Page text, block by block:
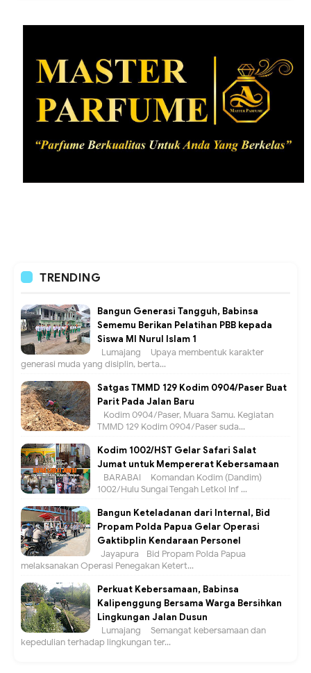
TRENDING
Bangun Generasi Tangguh, Babinsa
Sememu Berikan Pelatihan PBB kepada
Siswa MI Nurul Islam 1
Lumajang – Upaya membentuk karakter
generasi muda yang disiplin, berta...
Satgas TMMD 129 Kodim 0904/Paser Buat
Parit Pada Jalan Baru
Kodim 0904/Paser, Muara Samu. Kegiatan
TMMD 129 Kodim 0904/Paser suda...
Kodim 1002/HST Gelar Safari Salat
Jumat untuk Mempererat Kebersamaan
BARABAI – Komandan Kodim (Dandim)
1002/Hulu Sungai Tengah Letkol Inf ...
Bangun Keteladanan dari Internal, Bid
Propam Polda Papua Gelar Operasi
Gaktibplin Kendaraan Personel
Jayapura –Bid Propam Polda Papua
melaksanakan Operasi Penegakan Ketert...
Perkuat Kebersamaan, Babinsa
Kalipenggung Bersama Warga Bersihkan
Lingkungan Jalan Dusun
Lumajang – Semangat kebersamaan dan
kepedulian terhadap lingkungan ter...